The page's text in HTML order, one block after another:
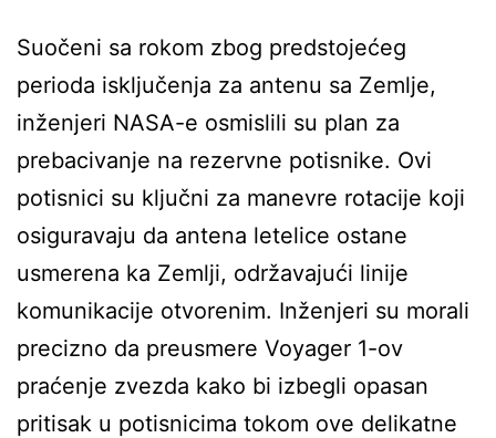
Suočeni sa rokom zbog predstojećeg
perioda isključenja za antenu sa Zemlje,
inženjeri NASA-e osmislili su plan za
prebacivanje na rezervne potisnike. Ovi
potisnici su ključni za manevre rotacije koji
osiguravaju da antena letelice ostane
usmerena ka Zemlji, održavajući linije
komunikacije otvorenim. Inženjeri su morali
precizno da preusmere Voyager 1-ov
praćenje zvezda kako bi izbegli opasan
pritisak u potisnicima tokom ove delikatne